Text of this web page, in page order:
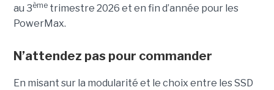
au 3èmetrimestre 2026 et en fin d’année pour les
PowerMax.
N’attendez pas pour commander
En misant sur la modularité et le choix entre les SSD